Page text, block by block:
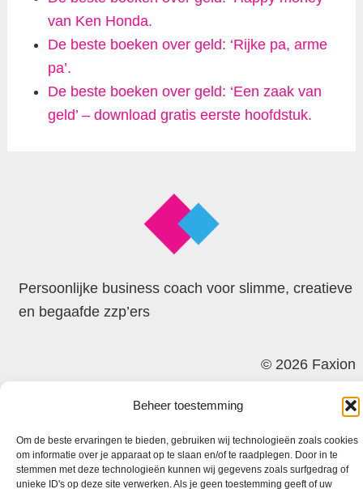
Beheer toestemming
Om de beste ervaringen te bieden, gebruiken wij technologieën zoals cookies
om informatie over je apparaat op te slaan en/of te raadplegen. Door in te
stemmen met deze technologieën kunnen wij gegevens zoals surfgedrag of
unieke ID's op deze site verwerken. Als je geen toestemming geeft of uw
van Ken Honda.
De beste boeken over geld: ‘Rijke pa, arme
pa’.
De beste boeken over geld: ‘Een zaak van
geld’ – download gratis eerste hoofdstuk.
Persoonlijke business coach voor slimme, creatieve
en begaafde zzp’ers
© 2026 Faxion